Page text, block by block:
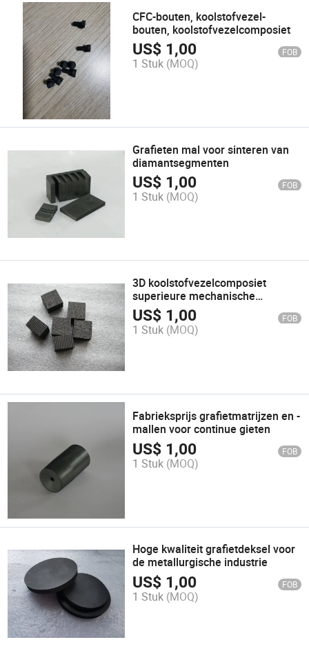
CFC-bouten, koolstofvezel-
bouten, koolstofvezelcomposiet
US$ 1,00 FOB
1 Stuk (MOQ)
Grafieten mal voor sinteren van
diamantsegmenten
US$ 1,00 FOB
1 Stuk (MOQ)
3D koolstofvezelcomposiet
superieure mechanische
eigenschappen
US$ 1,00 FOB
1 Stuk (MOQ)
Fabrieksprijs grafietmatrijzen en -
mallen voor continue gieten
US$ 1,00 FOB
1 Stuk (MOQ)
Hoge kwaliteit grafietdeksel voor
de metallurgische industrie
US$ 1,00 FOB
1 Stuk (MOQ)